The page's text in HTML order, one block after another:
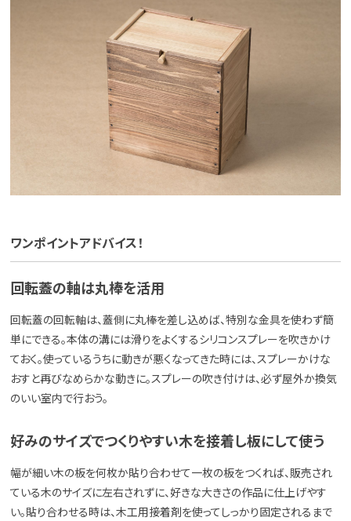
ワンポイントアドバイス！
回転蓋の軸は丸棒を活用
回転蓋の回転軸は、蓋側に丸棒を差し込めば、特別な金具を使わず簡
単にできる。本体の溝には滑りをよくするシリコンスプレーを吹きかけ
ておく。使っているうちに動きが悪くなってきた時には、スプレーかけな
おすと再びなめらかな動きに。スプレーの吹き付けは、必ず屋外か換気
のいい室内で行おう。
好みのサイズでつくりやすい木を接着し板にして使う
幅が細い木の板を何枚か貼り合わせて一枚の板をつくれば、販売され
ている木のサイズに左右されずに、好きな大きさの作品に仕上げやす
い。貼り合わせる時は、木工用接着剤を使ってしっかり固定されるまで